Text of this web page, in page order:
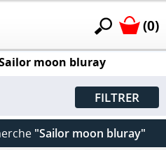
(0)
moon bluray
FILTRER
"Sailor moon bluray"